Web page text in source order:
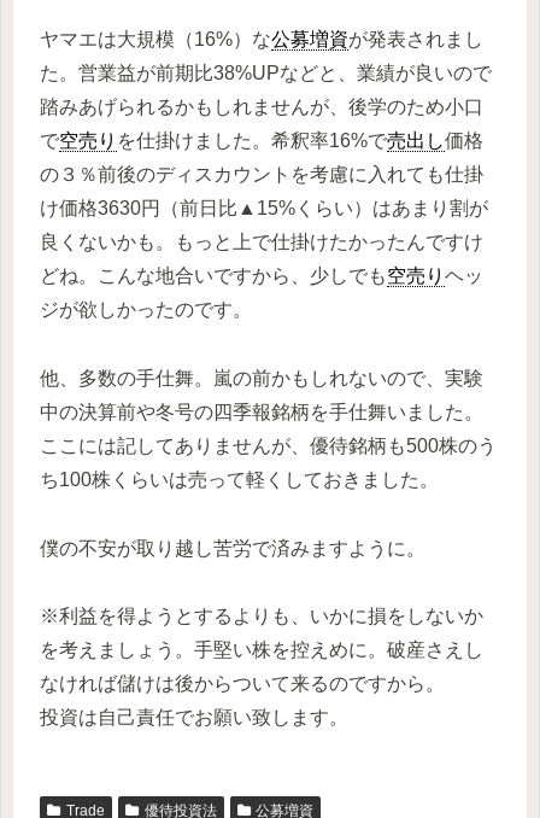
ヤマエは大規模（16%）な公募増資が発表されまし
た。営業益が前期比38%UPなどと、業績が良いので
踏みあげられるかもしれませんが、後学のため小口
で空売り を仕掛けました。希釈率16%で売出し価格
の３％前後のディスカウントを考慮に入れても仕掛
け価格3630円（前日比▲15%くらい）はあまり割が
良くないかも。もっと上で仕掛けたかったんですけ
どね。こんな地合いですから、少しでも空売り ヘッ
ジが欲しかったのです。
他、多数の手仕舞。嵐の前かもしれないので、実験
中の決算前や冬号の四季報銘柄を手仕舞いました。
ここには記してありませんが、優待銘柄も500株のう
ち100株くらいは売って軽くしておきました。
僕の不安が取り越し苦労で済みますように。
※利益を得ようとするよりも、いかに損をしないか
を考えましょう。手堅い株を控えめに。破産さえし
なければ儲けは後からついて来るのですから。
投資は自己責任でお願い致します。
Trade 優待投資法 公募増資